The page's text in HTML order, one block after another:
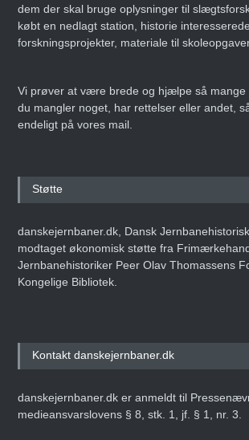
dem der skal bruge oplysninger til
købt en nedlagt station, historie interesserede,
forskningsprojekter, materiale til
Vi prøver at være brede og hjælpe så mange
du mangler noget, har rettelser eller andet,
endeligt på vores mail.
Støtte
danskejernbaner.dk, Dansk
modtaget økonomisk støtte fra
Jernbanehistoriker Peer Olav Thomassens
Kongelige Bibliotek.
Kontakt danskejernbaner.dk
danskejernbaner.dk er anmeldt til
medieansvarslovens § 8, stk. 1, jf. § 1, nr. 3.